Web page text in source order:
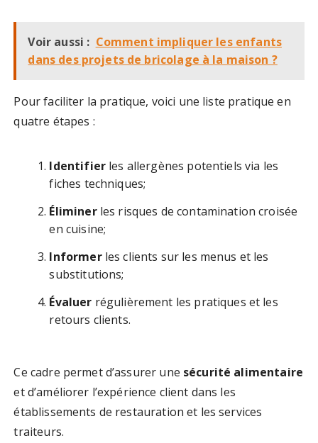
Voir aussi : Comment impliquer les enfants
dans des projets de bricolage à la maison ?
Pour faciliter la pratique, voici une liste pratique en
quatre étapes :
Identifierles allergènes potentiels via les
fiches techniques;
Éliminerles risques de contamination croisée
en cuisine;
Informerles clients sur les menus et les
substitutions;
Évaluer régulièrement les pratiques et les
retours clients.
Ce cadre permet d’assurer une sécurité alimentaire
et d’améliorer l’expérience client dans les
établissements de restauration et les services
traiteurs.